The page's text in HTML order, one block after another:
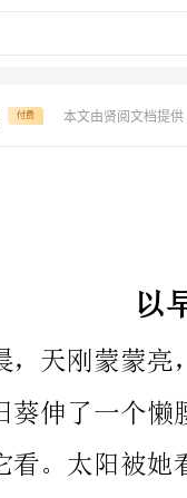
付费 本文由贤阅文档提供